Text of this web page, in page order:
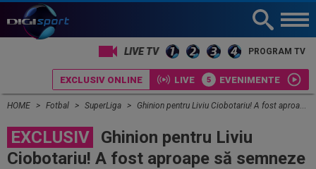
PROGRAM TV
EXCLUSIV ONLINE LIVE EVENIMENTE
HOME Fotbal SuperLiga Ghinion pentru Liviu Ciobotariu! A fost aproape să semneze cu noua echipă, dar totul a picat
EXCLUSIV
Ghinion pentru Liviu
Ciobotariu! A fost aproape să semneze